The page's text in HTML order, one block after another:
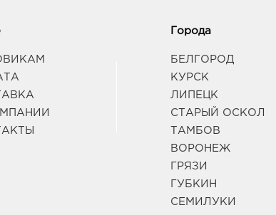
Города
БЕЛГОРОД
КУРСК
ЛИПЕЦК
СТАРЫЙ ОСКОЛ
ТАМБОВ
ВОРОНЕЖ
ГРЯЗИ
ГУБКИН
СЕМИЛУКИ